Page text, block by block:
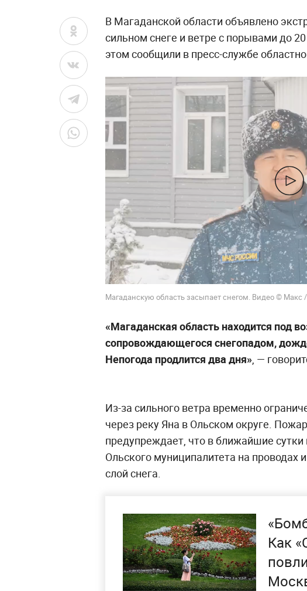
В Магаданской области объявлено
сильном снеге и ветре с порывами до
этом сообщили в пресс-службе
Магаданскую область засыпает снегом. Видео ©
«Магаданская область находится под
сопровождающегося снегопадом,
Непогода продлится два дня» , —
Из-за сильного ветра временно
через реку Яна в Ольском округе.
предупреждает, что в ближайшие сутки
Ольского муниципалитета на проводах
слой снега.
Как